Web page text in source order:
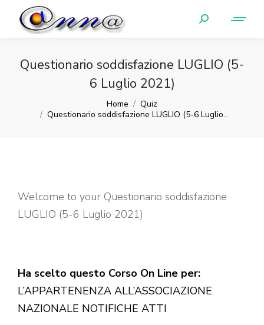
Questionario soddisfazione LUGLIO (5-
6 Luglio 2021)
Home
Quiz
Questionario soddisfazione LUGLIO (5-6 Luglio…
Welcome to your Questionario soddisfazione
LUGLIO (5-6 Luglio 2021)
Ha scelto questo Corso On Line per:
L’APPARTENENZA ALL’ASSOCIAZIONE
NAZIONALE NOTIFICHE ATTI